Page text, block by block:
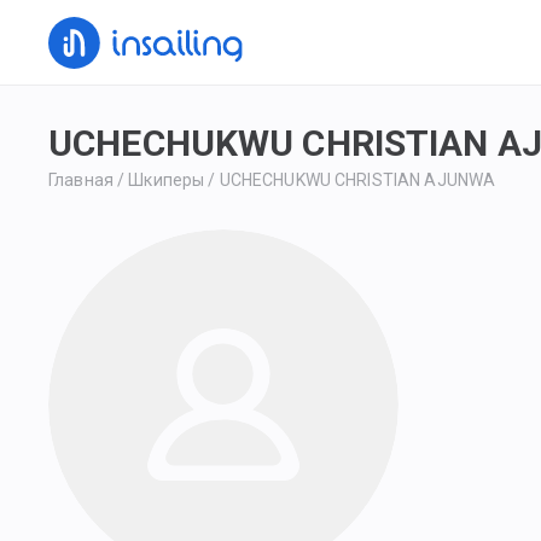
UCHECHUKWU CHRISTIAN
Главная / Шкиперы / UCHECHUKWU CHRISTIAN AJUNWA